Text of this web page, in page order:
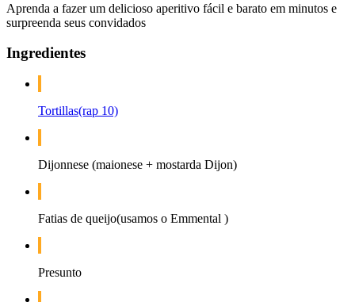
Aprenda a fazer um delicioso aperitivo fácil e barato em minutos e
surpreenda seus convidados
Ingredientes
Tortillas(rap 10)
Dijonnese (maionese + mostarda Dijon)
Fatias de queijo(usamos o Emmental )
Presunto